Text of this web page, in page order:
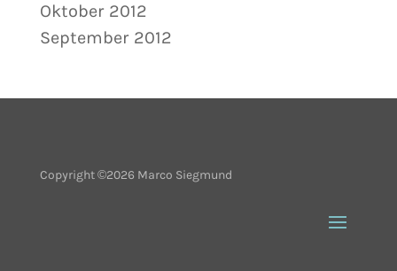
Oktober 2012
September 2012
Copyright ©2026 Marco Siegmund